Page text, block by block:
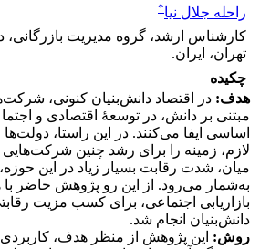
راحله جلال نیا*
کارشناس ارشد، گروه مدیریت بازرگانی،
تهران، ایران.
چکیده
هدف: در اقتصاد دانش‌بنیان کنونی،
مبتنی بر دانش، در توسعۀ اقتصادی و
اساسی ایفا می‌کنند. در این راستا، دولت‌ها
لازم، زمینه را برای رشد چنین شرکت‌هایی
میان، شدت رقابت بسیار زیاد در این
به‌شمار می‌رود. از این رو پژوهش حاضر با
بازاریابی اجتماعی، برای کسب مزیت
دانش‌بنیان انجام شد.
روش: این پژوهش از منظر هدف، کاربردی